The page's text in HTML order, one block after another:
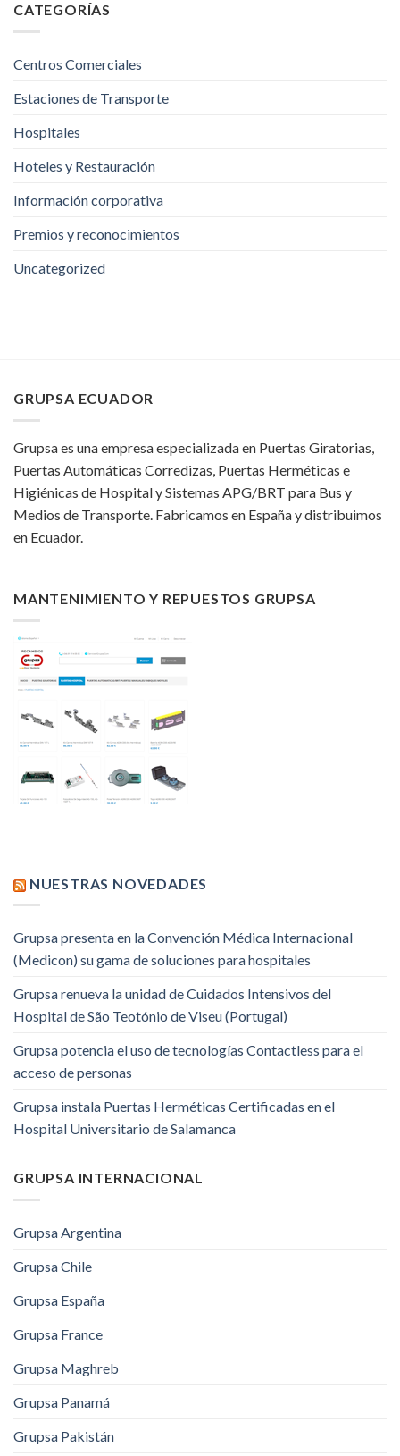
CATEGORÍAS
Centros Comerciales
Estaciones de Transporte
Hospitales
Hoteles y Restauración
Información corporativa
Premios y reconocimientos
Uncategorized
GRUPSA ECUADOR
Grupsa es una empresa especializada en Puertas Giratorias,
Puertas Automáticas Corredizas, Puertas Herméticas e
Higiénicas de Hospital y Sistemas APG/BRT para Bus y
Medios de Transporte. Fabricamos en España y distribuimos
en Ecuador.
MANTENIMIENTO Y REPUESTOS GRUPSA
NUESTRAS NOVEDADES
Grupsa presenta en la Convención Médica Internacional
(Medicon) su gama de soluciones para hospitales
Grupsa renueva la unidad de Cuidados Intensivos del
Hospital de São Teotónio de Viseu (Portugal)
Grupsa potencia el uso de tecnologías Contactless para el
acceso de personas
Grupsa instala Puertas Herméticas Certificadas en el
Hospital Universitario de Salamanca
GRUPSA INTERNACIONAL
Grupsa Argentina
Grupsa Chile
Grupsa España
Grupsa France
Grupsa Maghreb
Grupsa Panamá
Grupsa Pakistán